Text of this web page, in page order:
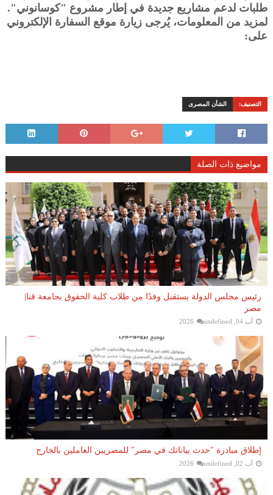
طلبات لدعم مشاريع جديدة في إطار مشروع "كوسانوني".
لمزيد من المعلومات، يُرجى زيارة موقع السفارة الإلكتروني
على:
التصنيف: الشأن المصرى
مواضيع ذات الصلة
رئيس مجلس الدولة يستقبل وفدًا من طلاب كلية الحقوق بجامعة قنا|
مصر
آب 04, 2026 undefined
إطلاق مبادرة "حدث بياناتك في مصر" للمصريين العاملين بالخارج
آب 02, 2026 undefined